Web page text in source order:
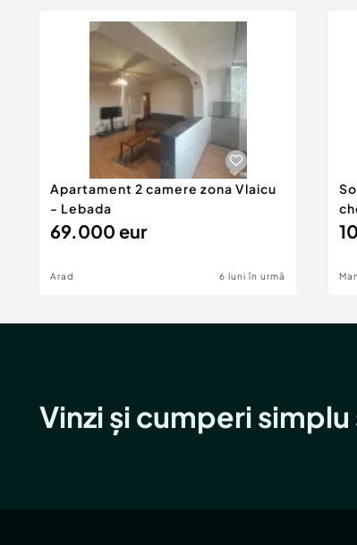
Apartament 2 camere zona Vlaicu
- Lebada
69.000 eur
Arad 6 luni în urmă
Vinzi și cumperi